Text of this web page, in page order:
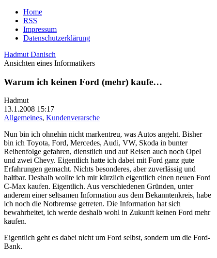
Home
RSS
Impressum
Datenschutzerklärung
Hadmut Danisch
Ansichten eines Informatikers
Warum ich keinen Ford (mehr) kaufe…
Hadmut
13.1.2008 15:17
Allgemeines, Kundenverarsche
Nun bin ich ohnehin nicht markentreu, was Autos angeht. Bisher
bin ich Toyota, Ford, Mercedes, Audi, VW, Skoda in bunter
Reihenfolge gefahren, dienstlich und auf Reisen auch noch Opel
und zwei Chevy. Eigentlich hatte ich dabei mit Ford ganz gute
Erfahrungen gemacht. Nichts besonderes, aber zuverlässig und
haltbar. Deshalb wollte ich mir kürzlich eigentlich einen neuen Ford
C-Max kaufen. Eigentlich. Aus verschiedenen Gründen, unter
anderem einer seltsamen Information aus dem Bekanntenkreis, habe
ich noch die Notbremse getreten. Die Information hat sich
bewahrheitet, ich werde deshalb wohl in Zukunft keinen Ford mehr
kaufen.
Eigentlich geht es dabei nicht um Ford selbst, sondern um die Ford-
Bank.